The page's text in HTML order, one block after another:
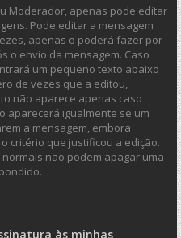
Moderador, apenas pode editar
Pode editar a mensagem
apenas o poderá fazer por
o envio da mensagem. Caso
um pequeno texto abaixo
de vezes que a editou,
não aparece apenas caso
aparecerá igualmente se um
a mensagem, embora
critério que justificou a edição.
não podem apagar uma
às minhas